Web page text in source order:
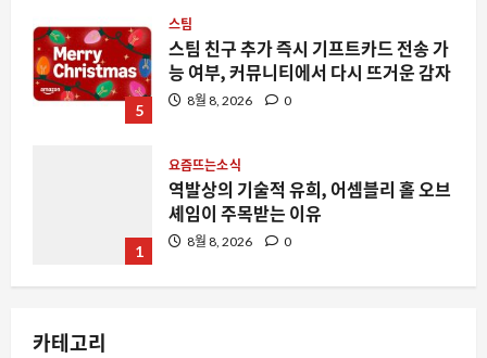
5
스팀
스팀 친구 추가 즉시 기프트카드 전송 가
능 여부, 커뮤니티에서 다시 뜨거운 감자
8월 8, 2026 0
1
요즘뜨는소식
역발상의 기술적 유희, 어셈블리 홀 오브
셰임이 주목받는 이유
8월 8, 2026 0
카테고리